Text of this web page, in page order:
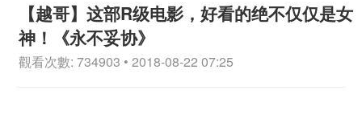
【越哥】这部R级电影，好看的绝不仅仅是女
神！《永不妥协》
觀看次數: 734903 • 2018-08-22 07:25